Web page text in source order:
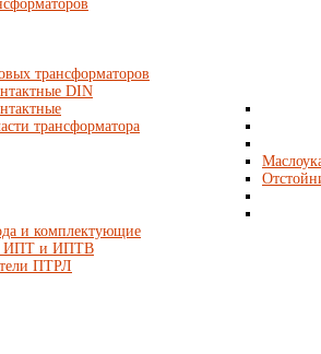
трансформаторов
DIN
трансформатора
и комплектующие
ИПТ и ИПТВ
ПТРЛ